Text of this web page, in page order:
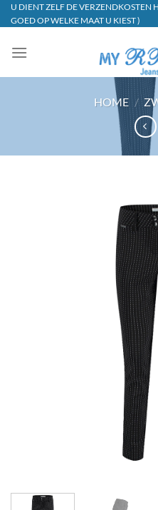
Ga
naar
U DIENT ZELF DE VERZENDKOSTEN
GOED OP WELKE MAAT U KIEST )
HOME /